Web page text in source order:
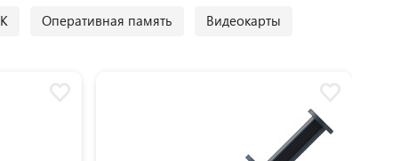
Оперативная память Видеокарты